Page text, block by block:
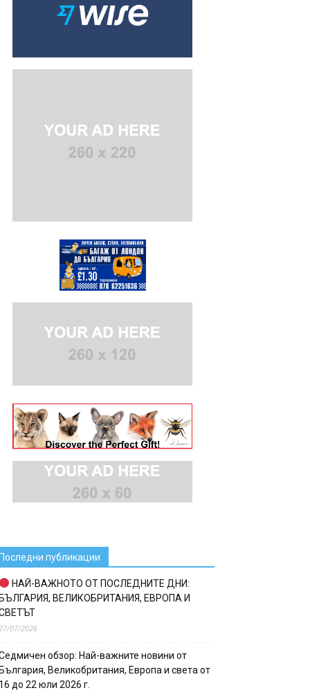
публикации
НАЙ-ВАЖНОТО ОТ ПОСЛЕДНИТЕ ДНИ:
ВЕЛИКОБРИТАНИЯ, ЕВРОПА И
07/2026
обзор: Най-важните новини от
Великобритания, Европа и света от
до 22 юли 2026 г.